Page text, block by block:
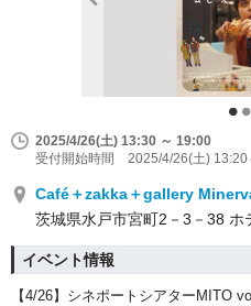
2025/4/26(土) 13:30 ～ 19:00
受付開始時間 2025/4/26(土) 13:20
Café＋zakka＋gallery
茨城県水戸市宮町2－3－38 ホ
イベント情報
【4/26】シネポートシアターMITO